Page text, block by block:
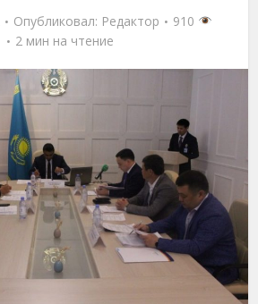
Опубликовал: Редактор
910
2 мин на чтение